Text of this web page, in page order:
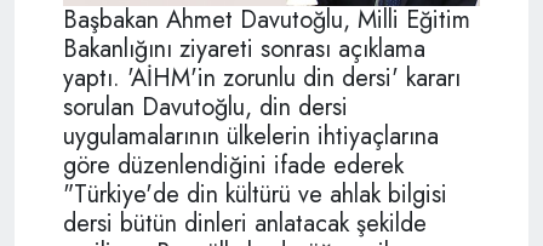
Başbakan Ahmet Davutoğlu, Milli Eğitim
Bakanlığını ziyareti sonrası açıklama
yaptı. 'AİHM'in zorunlu din dersi' kararı
sorulan Davutoğlu, din dersi
uygulamalarının ülkelerin ihtiyaçlarına
göre düzenlendiğini ifade ederek
"Türkiye'de din kültürü ve ahlak bilgisi
dersi bütün dinleri anlatacak şekilde